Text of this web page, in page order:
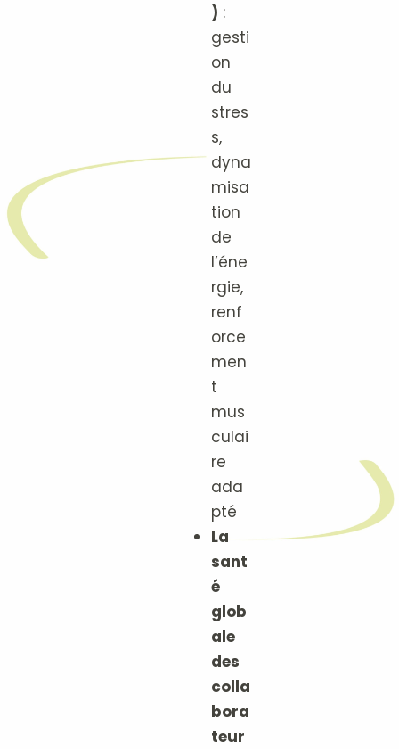
) :
gesti
on
du
stres
s,
dyna
misa
tion
de
l’éne
rgie,
renf
orce
men
t
mus
culai
re
ada
pté
La
sant
é
glob
ale
des
colla
bora
teur